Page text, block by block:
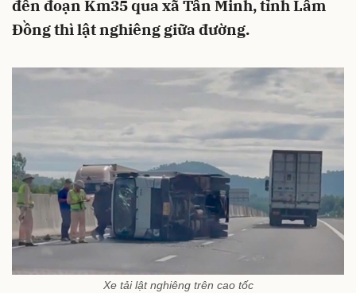
đến đoạn Km35 qua xã Tân Minh, tỉnh Lâm
Đồng thì lật nghiêng giữa đường.
Xe tải lật nghiêng trên cao tốc